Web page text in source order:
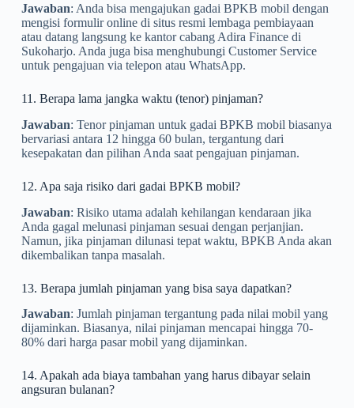
Jawaban: Anda bisa mengajukan gadai BPKB mobil dengan
mengisi formulir online di situs resmi lembaga pembiayaan
atau datang langsung ke kantor cabang Adira Finance di
Sukoharjo. Anda juga bisa menghubungi Customer Service
untuk pengajuan via telepon atau WhatsApp.
11. Berapa lama jangka waktu (tenor) pinjaman?
Jawaban: Tenor pinjaman untuk gadai BPKB mobil biasanya
bervariasi antara 12 hingga 60 bulan, tergantung dari
kesepakatan dan pilihan Anda saat pengajuan pinjaman.
12. Apa saja risiko dari gadai BPKB mobil?
Jawaban: Risiko utama adalah kehilangan kendaraan jika
Anda gagal melunasi pinjaman sesuai dengan perjanjian.
Namun, jika pinjaman dilunasi tepat waktu, BPKB Anda akan
dikembalikan tanpa masalah.
13. Berapa jumlah pinjaman yang bisa saya dapatkan?
Jawaban: Jumlah pinjaman tergantung pada nilai mobil yang
dijaminkan. Biasanya, nilai pinjaman mencapai hingga 70-
80% dari harga pasar mobil yang dijaminkan.
14. Apakah ada biaya tambahan yang harus dibayar selain
angsuran bulanan?